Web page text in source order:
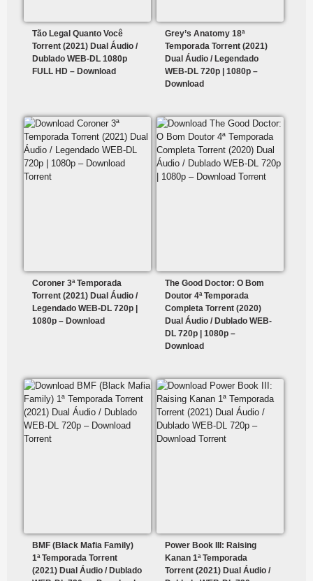
Tão Legal Quanto Você
Torrent (2021) Dual Áudio /
Dublado WEB-DL 1080p
FULL HD – Download
Grey’s Anatomy 18ª
Temporada Torrent (2021)
Dual Áudio / Legendado
WEB-DL 720p | 1080p –
Download
Coroner 3ª Temporada
Torrent (2021) Dual Áudio /
Legendado WEB-DL 720p |
1080p – Download
The Good Doctor: O Bom
Doutor 4ª Temporada
Completa Torrent (2020)
Dual Áudio / Dublado WEB-
DL 720p | 1080p –
Download
BMF (Black Mafia Family)
1ª Temporada Torrent
(2021) Dual Áudio / Dublado
Power Book III: Raising
Kanan 1ª Temporada
Torrent (2021) Dual Áudio /